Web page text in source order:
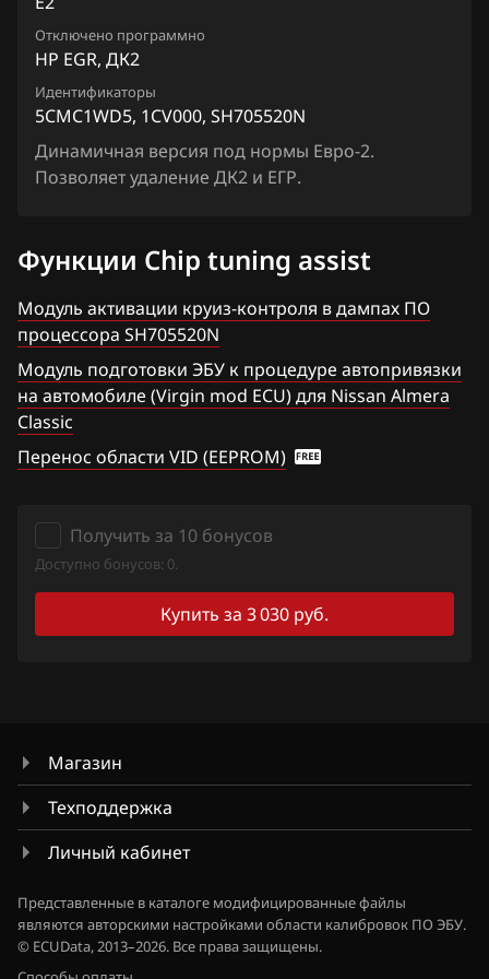
Chrysler
Citroen
Dacia
DAF
Dodge
Dongfeng
Extreme moto
Ford
Forthing
GMC
Great Wall
Haima
Haval
Siemens EMS 3155
Siemens EMS 3160
Siemens SID 301
Siemens SID 310
Lafesta
Liberty
Maxima
Micra, March
Murano
NV200
Pathfinder
Patrol, Safari
Presage
Primera
Quest
Serena
Sunny
Teana (J31)
Teana (J32)
Tiida
5CMC71DA_1CZ26A_SH705520N
8JCSJPD5_1CQ60A_SH705822N
Отключено программно
HP EGR, ДК2
Идентификаторы
5CMC1WD5, 1CV000, SH705520N
Динамичная версия под нормы Евро-2.
Позволяет удаление ДК2 и ЕГР.
Функции Chip tuning assist
Модуль активации круиз-контроля в дампах ПО
процессора SH705520N
Модуль подготовки ЭБУ к процедуре автопривязки
на автомобиле (Virgin mod ECU) для Nissan Almera
Classic
Перенос области VID (EEPROM)
Получить за 10 бонусов
Доступно бонусов: 0.
Купить за 3 030 руб.
Магазин
Техподдержка
Личный кабинет
Представленные в каталоге модифицированные файлы
являются авторскими настройками области калибровок ПО ЭБУ.
© ECUData, 2013–2026. Все права защищены.